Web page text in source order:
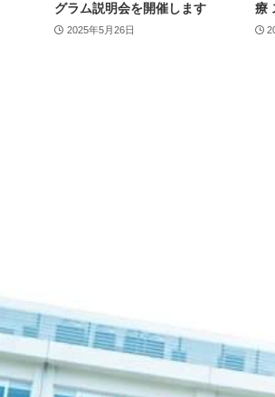
グラム説明会を開催します
2025年5月26日
療